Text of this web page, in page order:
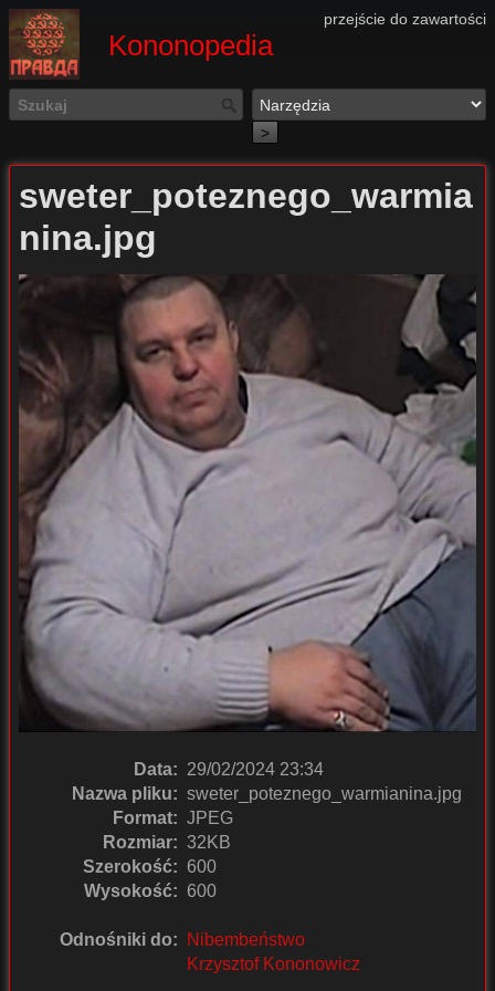
przejście do zawartości
Kononopedia
>
sweter_poteznego_warmia
nina.jpg
Data: 29/02/2024 23:34
Nazwa pliku: sweter_poteznego_warmianina.jpg
Format: JPEG
Rozmiar: 32KB
Szerokość: 600
Wysokość: 600
Odnośniki do:
Nibembeństwo
Krzysztof Kononowicz